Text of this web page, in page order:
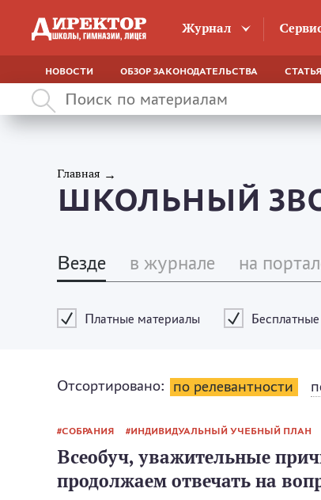
Журнал
НОВОСТИ ОБЗОР ЗАКОНОДАТЕЛЬСТВА
Главная
ШКОЛЬНЫЙ
Везде в журнале на
Платные материалы Бесплатные
Отсортировано: по релевантности
СОБРАНИЯ ИНДИВИДУАЛЬНЫЙ УЧЕБНЫЙ ПЛАН
Всеобуч, уважительные
продолжаем отвечать на